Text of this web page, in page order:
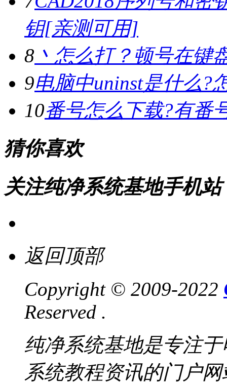
钥[亲测可用]
8 丶怎么打？顿号在键
9电脑中uninst是什么?
10番号怎么下载?有番
猜你喜欢
关注纯净系统基地手机站
返回顶部
Copyright © 2009-2022
Reserved .
纯净系统基地是专注
系统教程资讯的门户